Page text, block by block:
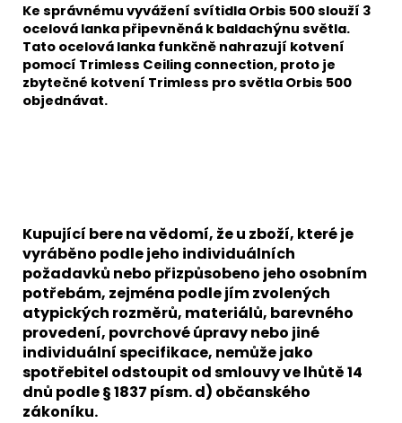
Ke správnému vyvážení svítidla Orbis 500 slouží 3
ocelová lanka připevněná k baldachýnu světla.
Tato ocelová lanka funkčně nahrazují kotvení
pomocí Trimless Ceiling connection, proto je
zbytečné kotvení Trimless pro světla Orbis 500
objednávat.
Kupující bere na vědomí, že u zboží, které je
vyráběno podle jeho individuálních
požadavků nebo přizpůsobeno jeho osobním
potřebám, zejména podle jím zvolených
atypických rozměrů, materiálů, barevného
provedení, povrchové úpravy nebo jiné
individuální specifikace, nemůže jako
spotřebitel odstoupit od smlouvy ve lhůtě 14
dnů podle § 1837 písm. d) občanského
zákoníku.